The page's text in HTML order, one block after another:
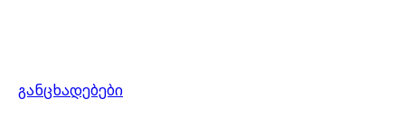
განცხადებები